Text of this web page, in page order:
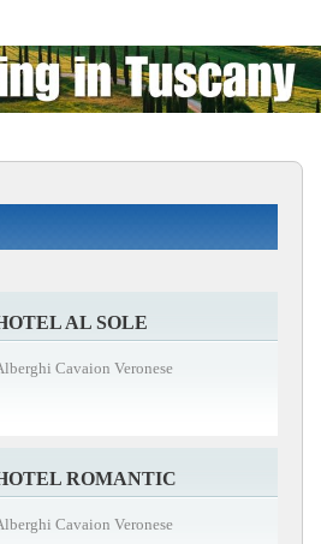
AL SOLE
Cavaion Veronese
ROMANTIC
Cavaion Veronese